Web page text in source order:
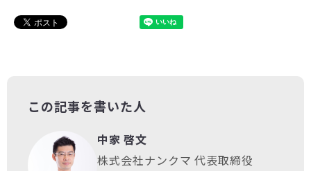
この記事を書いた人
中家 啓文
株式会社ナンクマ 代表取締役